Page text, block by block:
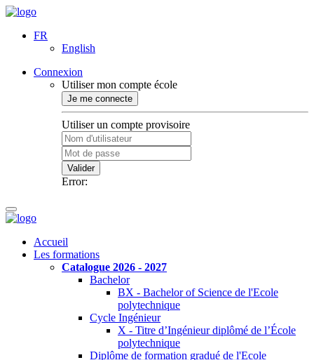
FR
English
Connexion
Utiliser mon compte école
Je me connecte
Utiliser un compte provisoire
Valider
Error:
Accueil
Les formations
Catalogue 2026 - 2027
Bachelor
BX - Bachelor of Science de l'Ecole
polytechnique
Cycle Ingénieur
X - Titre d’Ingénieur diplômé de l’École
polytechnique
Diplôme de formation gradué de l'Ecole